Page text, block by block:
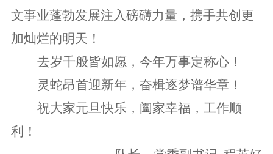
文事业蓬勃发展注入磅礴力量，携手共创更
加灿烂的明天！
去岁千般皆如愿，今年万事定称心！
灵蛇昂首迎新年，奋楫逐梦谱华章！
祝大家元旦快乐，阖家幸福，工作顺
利！